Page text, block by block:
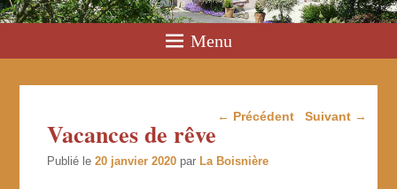
Menu
Navigation dans les
← Précédent Suivant →
Vacances de rêve
Publié le20 janvier 2020 parLa Boisnière